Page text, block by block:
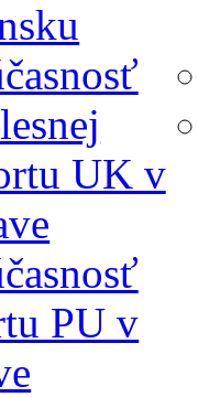
UK v
PU v